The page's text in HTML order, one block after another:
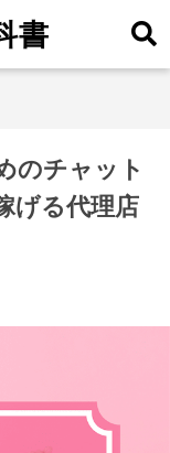
書
のチャット
げる代理店